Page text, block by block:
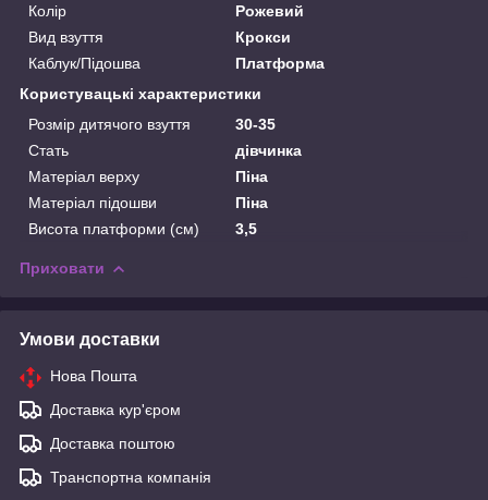
Колір
Рожевий
Вид взуття
Крокси
Каблук/Підошва
Платформа
Користувацькi характеристики
Розмір дитячого взуття
30-35
Стать
дівчинка
Матеріал верху
Піна
Матеріал підошви
Піна
Висота платформи (см)
3,5
Приховати
Умови доставки
Нова Пошта
Доставка кур'єром
Доставка поштою
Транспортна компанія